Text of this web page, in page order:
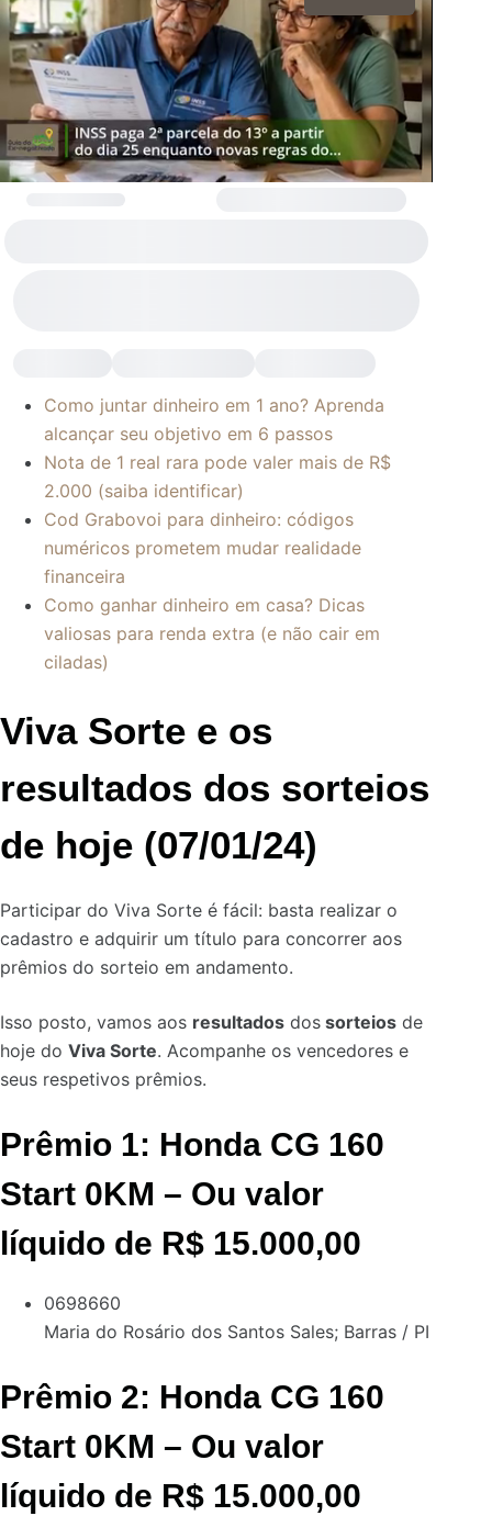
Como juntar dinheiro em 1 ano? Aprenda
alcançar seu objetivo em 6 passos
Nota de 1 real rara pode valer mais de R$
2.000 (saiba identificar)
Cod Grabovoi para dinheiro: códigos
numéricos prometem mudar realidade
financeira
Como ganhar dinheiro em casa? Dicas
valiosas para renda extra (e não cair em
ciladas)
Viva Sorte e os
resultados dos sorteios
de hoje (07/01/24)
Participar do Viva Sorte é fácil: basta realizar o
cadastro e adquirir um título para concorrer aos
prêmios do sorteio em andamento.
Isso posto, vamos aos resultados dos sorteios de
hoje do Viva Sorte. Acompanhe os vencedores e
seus respetivos prêmios.
Prêmio 1: Honda CG 160
Start 0KM – Ou valor
líquido de R$ 15.000,00
0698660
Maria do Rosário dos Santos Sales; Barras / PI
Prêmio 2: Honda CG 160
Start 0KM – Ou valor
líquido de R$ 15.000,00